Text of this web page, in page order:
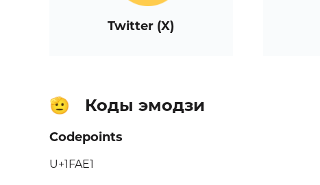
Twitter (X)
🫡 Коды эмодзи
Codepoints
U+1FAE1